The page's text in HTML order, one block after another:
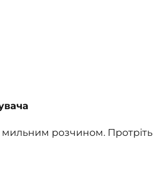
розчином. Протріть